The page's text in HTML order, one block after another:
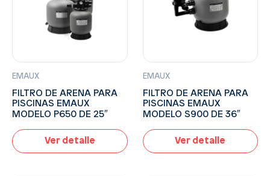
EMAUX
FILTRO DE ARENA PARA
PISCINAS EMAUX
MODELO P650 DE 25″
Ver detalle
EMAUX
FILTRO DE ARENA PARA
PISCINAS EMAUX
MODELO S900 DE 36″
Ver detalle